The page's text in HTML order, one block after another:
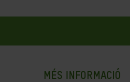
MÉS INFORMACIÓ